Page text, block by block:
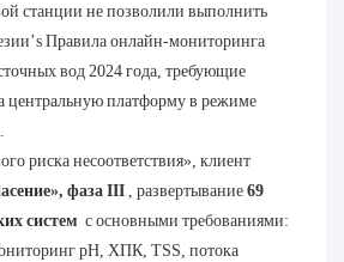
станции не позволили выполнить
Правила онлайн-мониторинга
вод 2024 года, требующие
центральную платформу в режиме
риска несоответствия», клиент
фаза III , развертывание69
систем с основными требованиями:
pH, ХПК, TSS, потока